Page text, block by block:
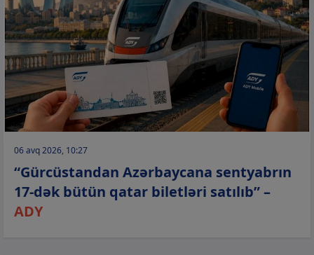
06 avq 2026, 10:27
“Gürcüstandan Azərbaycana sentyabrın
17-dək bütün qatar biletləri satılıb” –
ADY